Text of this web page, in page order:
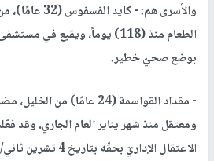
والأسرى هم: -
الطعام منذ (118) يوماً، ويقبع في
بوضع صحيّ خطير.
ومعتقل منذ شهر يناير العام الجاري، وقد
الاعتقال الإداريّ